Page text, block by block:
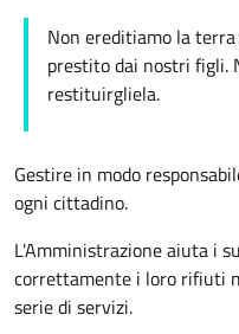
Non ereditiamo la
prestito dai nostri figli.
restituirgliela.
Gestire in modo
ogni cittadino.
L'Amministrazione aiuta i
correttamente i loro rifiuti
serie di servizi.